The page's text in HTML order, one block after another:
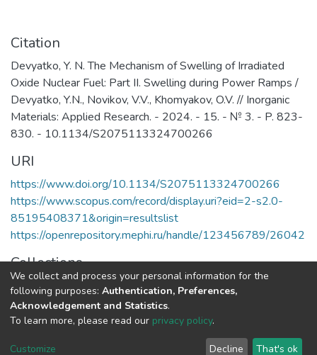
космофизики.
Citation
Devyatko, Y. N. The Mechanism of Swelling of Irradiated
Oxide Nuclear Fuel: Part II. Swelling during Power Ramps /
Devyatko, Y.N., Novikov, V.V., Khomyakov, O.V. // Inorganic
Materials: Applied Research. - 2024. - 15. - № 3. - P. 823-
830. - 10.1134/S2075113324700266
URI
https://www.doi.org/10.1134/S2075113324700266
https://www.scopus.com/record/display.uri?eid=2-s2.0-
85195408371&origin=resultslist
https://openrepository.mephi.ru/handle/123456789/26042
Collections
Публикации
Full item page
We collect and process your personal information for the
following purposes: Authentication, Preferences,
Acknowledgement and Statistics.
To learn more, please read our privacy policy.
Customize Decline That's ok